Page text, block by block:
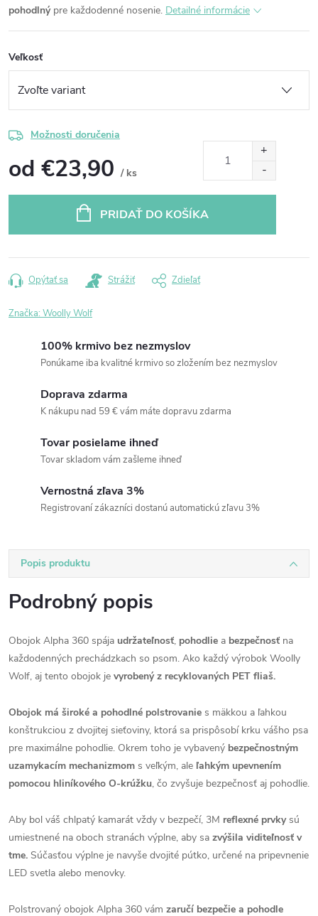
pohodlnýpre každodenné nosenie. Detailné informácie
Veľkosť
Možnosti doručenia
od €23,90 / ks
PRIDAŤ DO KOŠÍKA
Opýtať sa Strážiť Zdieľať
Značka: Woolly Wolf
100% krmivo bez nezmyslov
Ponúkame iba kvalitné krmivo so zložením bez nezmyslov
Doprava zdarma
K nákupu nad 59 € vám máte dopravu zdarma
Tovar posielame ihneď
Tovar skladom vám zašleme ihneď
Vernostná zľava 3%
Registrovaní zákazníci dostanú automatickú zľavu 3%
Popis produktu
Podrobný popis
Obojok Alpha 360 spája udržateľnosť, pohodlie a bezpečnosť na
každodenných prechádzkach so psom. Ako každý výrobok Woolly
Wolf, aj tento obojok je vyrobený z recyklovaných PET fliaš.
Obojok má široké a pohodlné polstrovanie s mäkkou a ľahkou
konštrukciou z dvojitej sieťoviny, ktorá sa prispôsobí krku vášho psa
pre maximálne pohodlie. Okrem toho je vybavený bezpečnostným
uzamykacím mechanizmom s veľkým, ale ľahkým upevnením
pomocou hliníkového O-krúžku, čo zvyšuje bezpečnosť aj pohodlie.
Aby bol váš chlpatý kamarát vždy v bezpečí, 3M reflexné prvkysú
umiestnené na oboch stranách výplne, aby sa zvýšila viditeľnosť v
tme. Súčasťou výplne je navyše dvojité pútko, určené na pripevnenie
LED svetla alebo menovky.
Polstrovaný obojok Alpha 360 vám zaručí bezpečie a pohodle